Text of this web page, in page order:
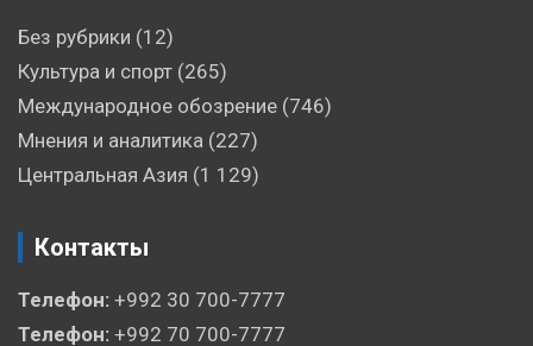
Без рубрики (12)
Культура и спорт (265)
Международное обозрение (746)
Мнения и аналитика (227)
Центральная Азия (1 129)
Контакты
Телефон: +992 30 700-7777
Телефон: +992 70 700-7777